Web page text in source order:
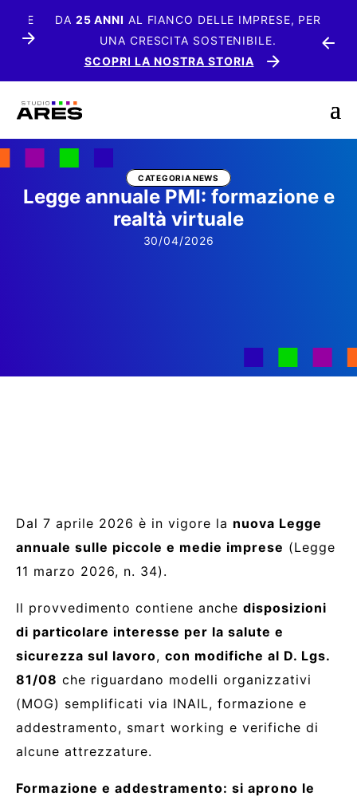
E DA 25 ANNI AL FIANCO DELLE IMPRESE, PER
UNA CRESCITA SOSTENIBILE.
SCOPRI LA NOSTRA STORIA
CATEGORIA NEWS
Legge annuale PMI: formazione e
realtà virtuale
30/04/2026
Dal 7 aprile 2026 è in vigore la nuova Legge
annuale sulle piccole e medie imprese (Legge
11 marzo 2026, n. 34).
Il provvedimento contiene anche disposizioni
di particolare interesse per la salute e
sicurezza sul lavoro, con modifiche al D. Lgs.
81/08 che riguardano modelli organizzativi
(MOG) semplificati via INAIL, formazione e
addestramento, smart working e verifiche di
alcune attrezzature.
Formazione e addestramento: si aprono le